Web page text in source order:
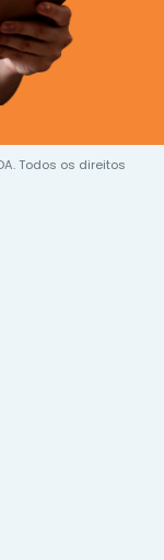
Todos os direitos